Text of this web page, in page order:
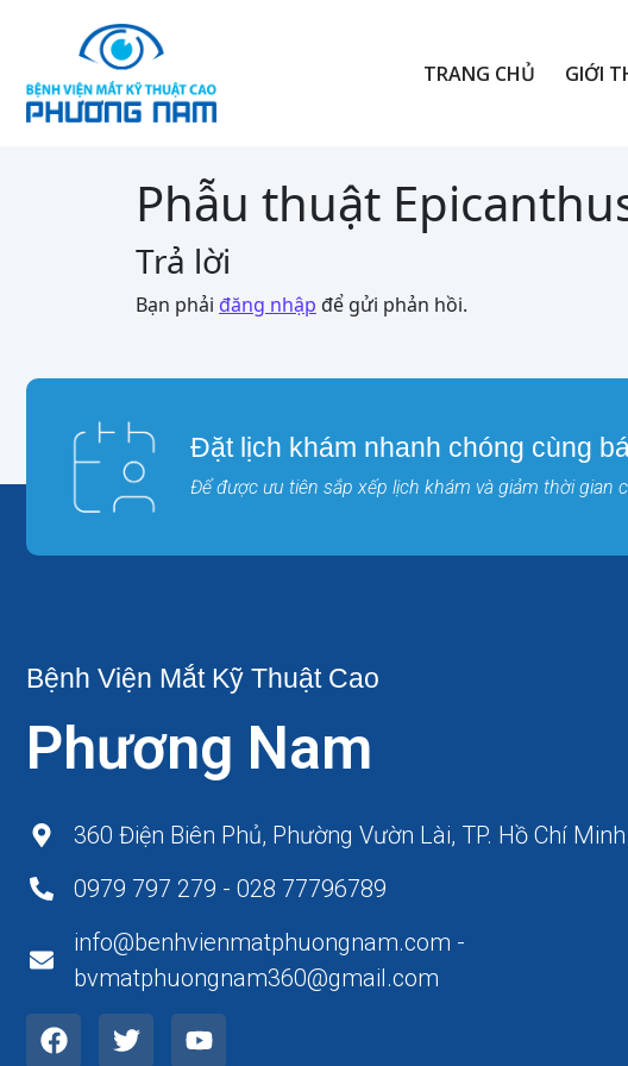
TRANG CHỦ GIỚI
Phẫu thuật
Trả lời
Bạn phải đăng nhập để gửi phản hồi.
Đặt lịch khám nhanh chóng cùng
Để được ưu tiên sắp xếp lịch khám và giảm thời gian
Bệnh Viện Mắt Kỹ Thuật Cao
Phương Nam
360 Điện Biên Phủ, Phường Vườn Lài, TP. Hồ Chí Minh
0979 797 279 - 028 77796789
info@benhvienmatphuongnam.com -
bvmatphuongnam360@gmail.com